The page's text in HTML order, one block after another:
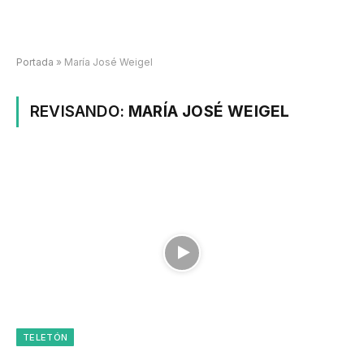
Portada » María José Weigel
REVISANDO: MARÍA JOSÉ WEIGEL
TELETÓN